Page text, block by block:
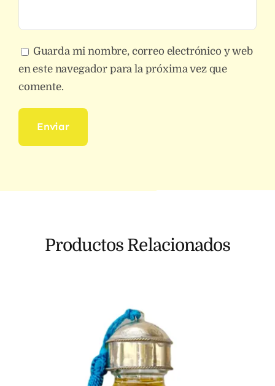
Guarda mi nombre, correo electrónico y web
en este navegador para la próxima vez que
comente.
Productos Relacionados